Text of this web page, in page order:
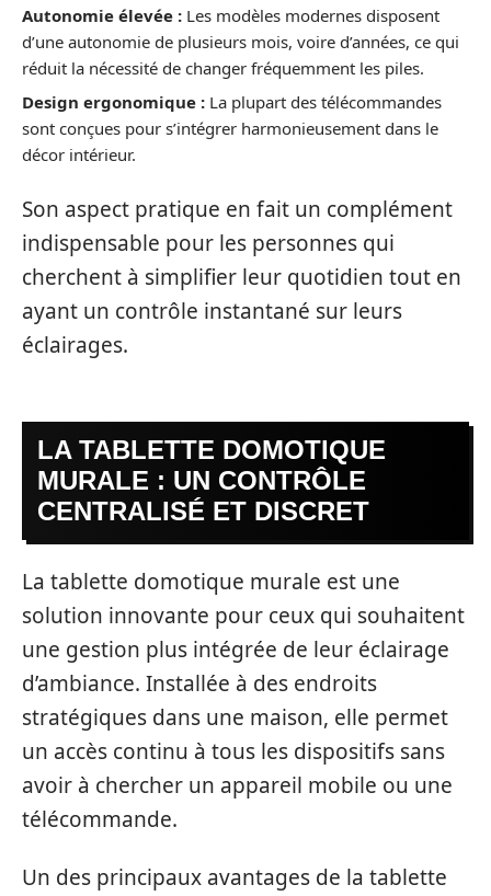
Autonomie élevée : Les modèles modernes disposent
d’une autonomie de plusieurs mois, voire d’années, ce qui
réduit la nécessité de changer fréquemment les piles.
Design ergonomique : La plupart des télécommandes
sont conçues pour s’intégrer harmonieusement dans le
décor intérieur.
Son aspect pratique en fait un complément
indispensable pour les personnes qui
cherchent à simplifier leur quotidien tout en
ayant un contrôle instantané sur leurs
éclairages.
LA TABLETTE DOMOTIQUE
MURALE : UN CONTRÔLE
CENTRALISÉ ET DISCRET
La tablette domotique murale est une
solution innovante pour ceux qui souhaitent
une gestion plus intégrée de leur éclairage
d’ambiance. Installée à des endroits
stratégiques dans une maison, elle permet
un accès continu à tous les dispositifs sans
avoir à chercher un appareil mobile ou une
télécommande.
Un des principaux avantages de la tablette